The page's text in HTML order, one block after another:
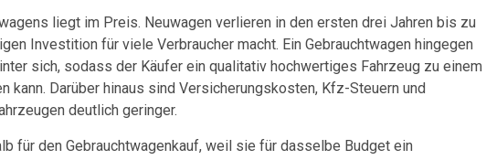
liegt im Preis. Neuwagen verlieren in den ersten drei Jahren bis zu
Investition für viele Verbraucher macht. Ein Gebrauchtwagen hingegen
sich, sodass der Käufer ein qualitativ hochwertiges Fahrzeug zu einem
kann. Darüber hinaus sind Versicherungskosten, Kfz-Steuern und
deutlich geringer.
für den Gebrauchtwagenkauf, weil sie für dasselbe Budget ein